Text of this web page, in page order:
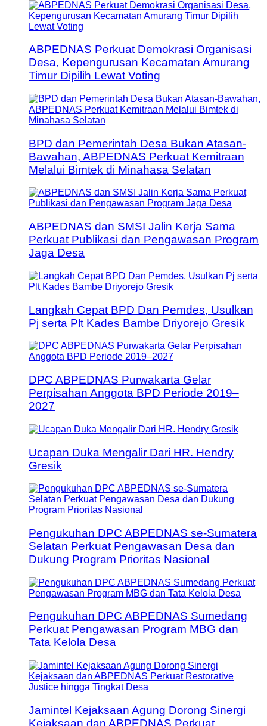
ABPEDNAS Perkuat Demokrasi Organisasi
Desa, Kepengurusan Kecamatan Amurang
Timur Dipilih Lewat Voting
BPD dan Pemerintah Desa Bukan Atasan-
Bawahan, ABPEDNAS Perkuat Kemitraan
Melalui Bimtek di Minahasa Selatan
ABPEDNAS dan SMSI Jalin Kerja Sama
Perkuat Publikasi dan Pengawasan Program
Jaga Desa
Langkah Cepat BPD Dan Pemdes, Usulkan
Pj serta Plt Kades Bambe Driyorejo Gresik
DPC ABPEDNAS Purwakarta Gelar
Perpisahan Anggota BPD Periode 2019–
2027
Ucapan Duka Mengalir Dari HR. Hendry
Gresik
Pengukuhan DPC ABPEDNAS se-Sumatera
Selatan Perkuat Pengawasan Desa dan
Dukung Program Prioritas Nasional
Pengukuhan DPC ABPEDNAS Sumedang
Perkuat Pengawasan Program MBG dan
Tata Kelola Desa
Jamintel Kejaksaan Agung Dorong Sinergi
Kejaksaan dan ABPEDNAS Perkuat